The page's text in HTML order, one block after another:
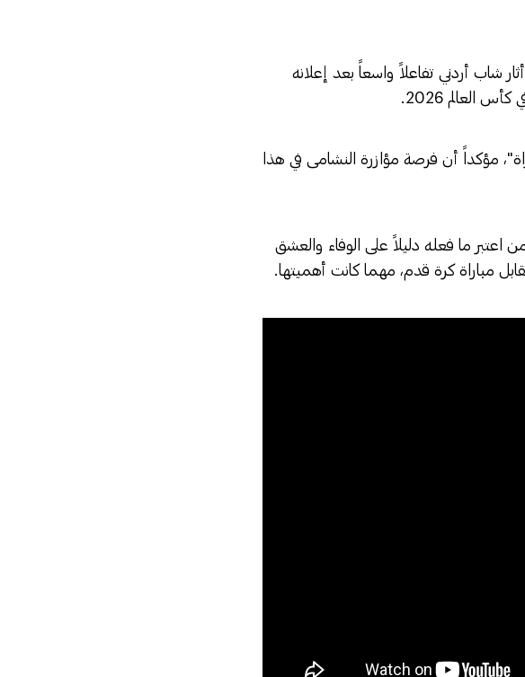
شاب أردني تفاعلاً واسعاً بعد إعلانه
2026.
مؤكداً أن فرصة مؤازرة النشامى في هذا
ما فعله دليلاً على الوفاء والعشق
مباراة كرة قدم، مهما كانت أهميتها.